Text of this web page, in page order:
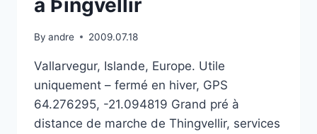
à Þingvellir
By andre 2009.07.18
Vallarvegur, Islande, Europe. Utile
uniquement – fermé en hiver, GPS
64.276295, -21.094819 Grand pré à
distance de marche de Thingvellir, services